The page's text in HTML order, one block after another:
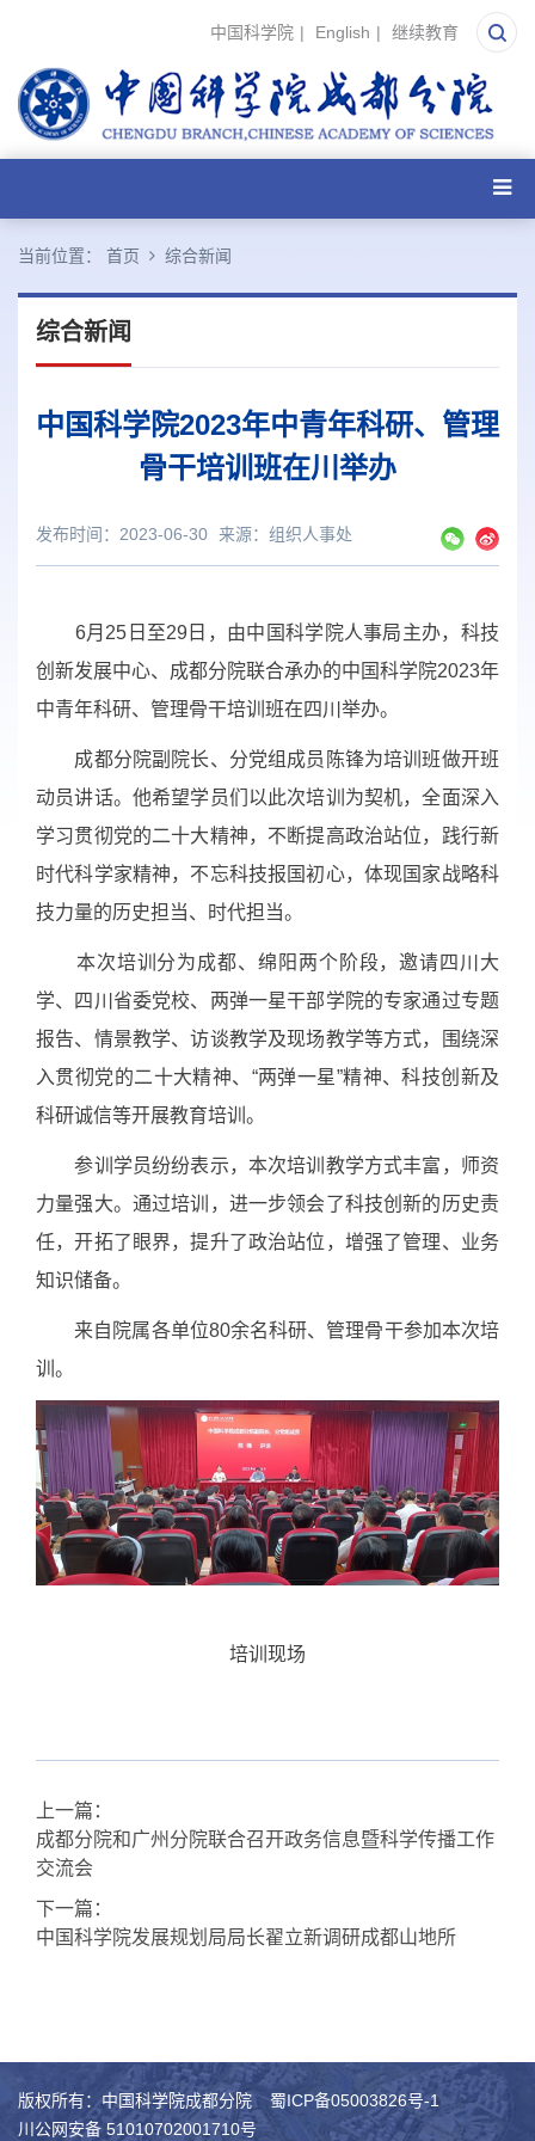
中国科学院 | English | 继续教育
当前位置： 首页 综合新闻
综合新闻
中国科学院2023年中青年科研、管理
骨干培训班在川举办
发布时间：2023-06-30 来源： 组织人事处
6月 25 日至29 日，由中国科学院人事局主办，科技
创新发展中心、成都分院联合承办的中国科学院2023年
中青年科研、管理骨干培训班在四川举办。
成都分院副院长、分党组成员陈锋为培训班做开班
动员讲话。他希望学员们以此次培训为契机，全面深入
学习贯彻党的二十大精神，不断提高政治站位，践行新
时代科学家精神，不忘科技报国初心，体现国家战略科
技力量的历史担当、时代担当。
本次培训分为成都、绵阳两个阶段，邀请四川大
学、四川省委党校、两弹一星干部学院的专家通过专题
报告、情景教学、访谈教学及现场教学等方式，围绕深
入贯彻党的二十大精神、“两弹一星”精神、科技创新及
科研诚信等开展教育培训。
参训学员纷纷表示，本次培训教学方式丰富，师资
力量强大。通过培训，进一步领会了科技创新的历史责
任，开拓了眼界，提升了政治站位，增强了管理、业务
知识储备。
来自院属各单位80余名科研、管理骨干参加本次培
训。
培训现场
上一篇：
成都分院和广州分院联合召开政务信息暨科学传播工作
交流会
下一篇：
中国科学院发展规划局局长翟立新调研成都山地所
版权所有：中国科学院成都分院
蜀ICP备05003826号-1
川公网安备 51010702001710号